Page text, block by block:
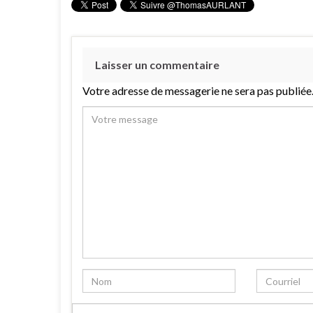
Laisser un commentaire
Votre adresse de messagerie ne sera pas publiée.